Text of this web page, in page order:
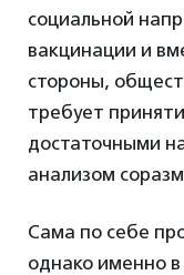
социальной
вакцинации и
стороны,
требует
достаточными
анализом
Сама по себе
однако именно